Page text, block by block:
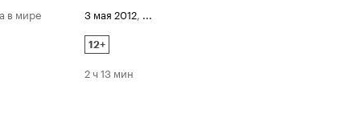
в мире
3 мая 2012, ...
12+
2 ч 13 мин